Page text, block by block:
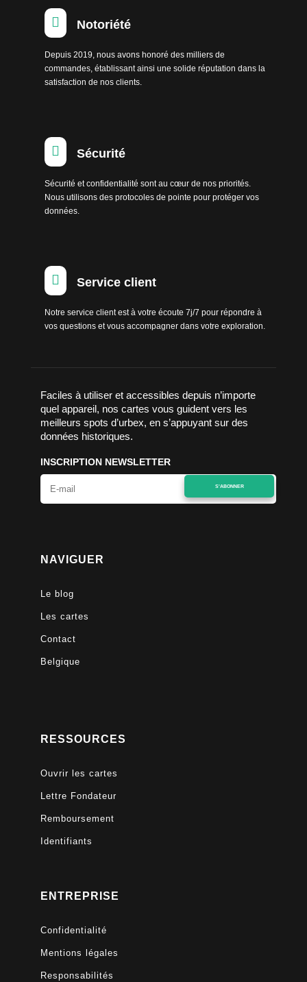
 Notoriété
Depuis 2019, nous avons honoré des milliers de
commandes, établissant ainsi une solide réputation dans la
satisfaction de nos clients.
 Sécurité
Sécurité et confidentialité sont au cœur de nos priorités.
Nous utilisons des protocoles de pointe pour protéger vos
données.
 Service client
Notre service client est à votre écoute 7j/7 pour répondre à
vos questions et vous accompagner dans votre exploration.
Faciles à utiliser et accessibles depuis n’importe
quel appareil, nos cartes vous guident vers les
meilleurs spots d’urbex, en s’appuyant sur des
données historiques.
INSCRIPTION NEWSLETTER
S'ABONNER
NAVIGUER
Le blog
Les cartes
Contact
Belgique
RESSOURCES
Ouvrir les cartes
Lettre Fondateur
Remboursement
Identifiants
ENTREPRISE
Confidentialité
Mentions légales
Responsabilités